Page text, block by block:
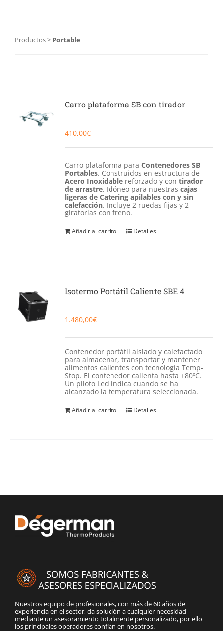
Food Service y Vending
Productos> Portable
Carro plataforma SB con tirador
410,00€
Carro plataforma para Contenedores SB
Portables. Construidos en estructura de
Acero Inoxidable reforzado y contirador
de arrastre. Idóneo para nuestras cajas
ligeras de Catering apilables con y sin
calefacción. Incluye 2 ruedas fijas y 2
giratorias con freno.
Añadir al carrito Detalles
Isotermo Portátil Caliente SBE 4
1.480,00€
Contenedor portátil aislado y calefactado
para almacenar, transportar y mantener
alimentos calientes con tecnología Temp-
Stop. El contenedor calienta hasta +80ºC.
Un piloto Led indica cuando se ha
alcanzado la temperatura seleccionada.
Añadir al carrito Detalles
Nuestros equipo de profesionales, con más de 60 años de
experiencia en el sector, da solución a cualquier necesidad
mediante un asesoramiento totalmente personalizado, por ello
los principales operadores confían en nosotros.